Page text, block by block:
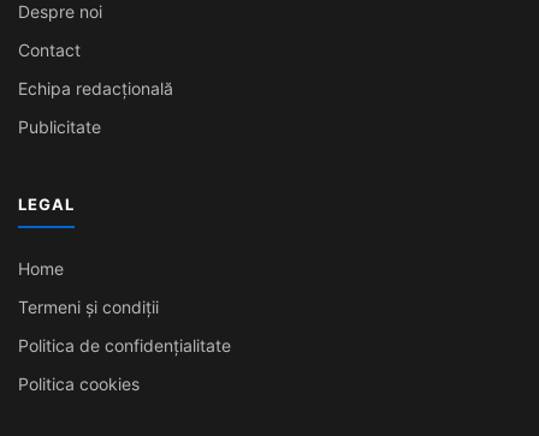
Despre noi
Contact
Echipa redacțională
Publicitate
LEGAL
Home
Termeni și condiții
Politica de confidențialitate
Politica cookies